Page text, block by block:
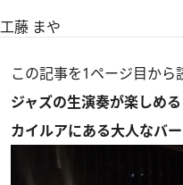
工藤 まや
この記事を1ページ目から
ジャズの生演奏が楽しめる
カイルアにある大人なバー